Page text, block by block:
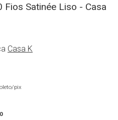
Satinée Liso - Casa
Casa K
pix